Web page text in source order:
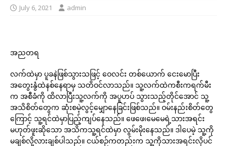
July 6, 2021 admin
အညတရ
လက်ထဲမှာ ပူခနဲဖြစ်သွားသဖြင့် ဝေလင်း တစ်ယောက် ငေးမောပြီး
အတွေးနွံထဲနစ်နေရာမှ သတိဝင်လာသည်။ သူ့လက်ထဲကစီးကရက်မီး
က အစီခံကို ထိလာပြီးသူ့လက်ကို အပူဟပ် သွားသည့်တိုင်အောင် သူ့
အသိစိတ်တွေက ဆုံးစမဲ့လွင့်မျှောနေခြင်းဖြစ်သည်။ ဝမ်းနည်းစိတ်တွေ
ကြောင့် သူ့ရင်ထဲမှာပြည့်ကျပ်နေသည်။ ဖေဖေ၊မေမေရဲ့သားအရင်း
မဟုတ်ဖူးဆိုသော အသိကသူ့ရင်ထဲမှာ လွမ်းမိုးနေသည်။ ဒါပေမဲ့ သူ့ကို
မချစ်လို့လားချစ်ပါသည်။ ငယ်စဉ်ကတည်းက သူ့ကိုသားအရင်းလိုပင်